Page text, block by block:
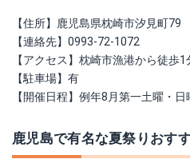
【住所】鹿児島県枕崎市汐見町79
【連絡先】0993-72-1072
【アクセス】枕崎市漁港から徒歩1
【駐車場】有
【開催日程】例年8月第一土曜・日
鹿児島で有名な夏祭りおす